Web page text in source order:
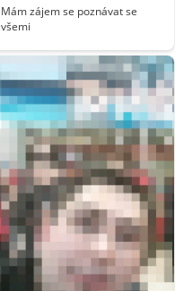
Mám zájem se poznávat se
všemi